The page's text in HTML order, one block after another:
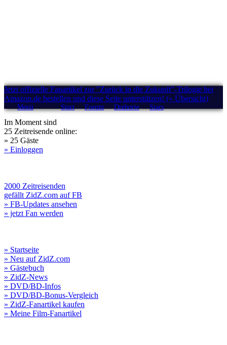
Jetzt offizielle Fanartikel zur "Zurück in die Zukunft"-Trilogie bei
Amazon.de bestellen und diese Seite unterstützen! (» Übersicht)
Menü Start Forum Drehorte Stars
Im Moment sind
25 Zeitreisende online:
» 25 Gäste
» Einloggen
2000 Zeitreisenden
gefällt ZidZ.com auf FB
» FB-Updates ansehen
» jetzt Fan werden
» Startseite
» Neu auf ZidZ.com
» Gästebuch
» ZidZ-News
» DVD/BD-Infos
» DVD/BD-Bonus-Vergleich
» ZidZ-Fanartikel kaufen
» Meine Film-Fanartikel